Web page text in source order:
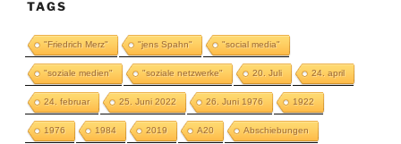
TAGS
"Friedrich Merz" "jens Spahn" "social media"
"soziale medien" "soziale netzwerke" 20. Juli 24. april
24. februar 25. Juni 2022 26. Juni 1976 1922
1976 1984 2019 A20 Abschiebungen